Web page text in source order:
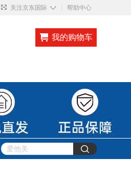
关注京东国际 ◇ 帮助中心
我的购物车